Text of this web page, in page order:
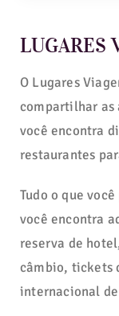
LUGARES
O Lugares
compartilhar as
você encontra
restaurantes
Tudo o que
você encontra
reserva de
câmbio, tickets
internacional